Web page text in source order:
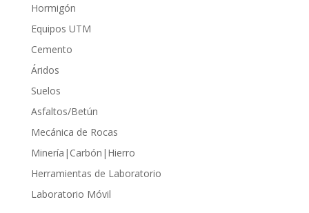
Hormigón
Equipos UTM
Cemento
Áridos
Suelos
Asfaltos/Betún
Mecánica de Rocas
Minería|Carbón|Hierro
Herramientas de Laboratorio
Laboratorio Móvil